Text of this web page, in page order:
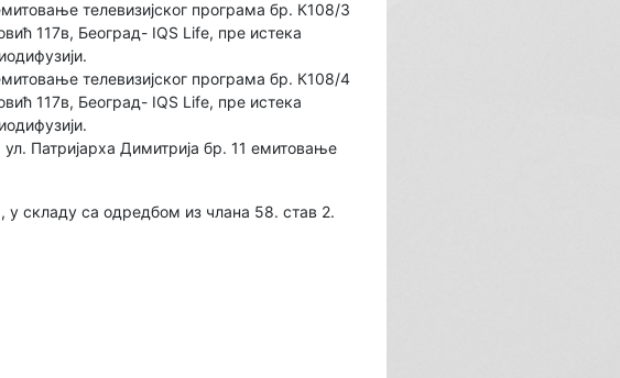
телевизијског програма бр. К108/3
117в, Београд- IQS Life, пре истека
телевизијског програма бр. К108/4
117в, Београд- IQS Life, пре истека
Патријарха Димитрија бр. 11 емитовање
у складу са одредбом из члана 58. став 2.